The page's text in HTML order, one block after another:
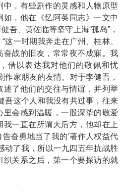
，有些剧作的灵感和人物原型
，他在《忆阿英同志》一文中
吾、黄佐临等坚守上海“孤岛”，
这一时期我奔走在广州、桂林、
奋战的旧友，常常夜不成寐。我
借以表达我对他们的敬佩和忧
作家朋友的友情。对于李健吾，
述了他们的交往与情谊，并列举
吾这个人和我没有共过事，往来
会感到温暖，一股深挚的敬爱
一直在所谓大后方，他却在上
奋勇地当了我的‘著作人权益代
动了我，所以一九四五年抗战胜
织关系之后，第一个要探访的就